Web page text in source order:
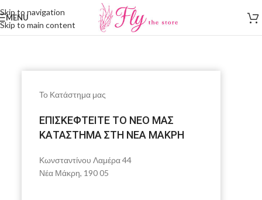
Skip to navigation
Skip to main content
MENU
Το Κατάστημα μας
ΕΠΙΣΚΕΦΤΕΙΤΕ ΤΟ ΝΕΟ ΜΑΣ
ΚΑΤΑΣΤΗΜΑ ΣΤΗ ΝΕΑ ΜΑΚΡΗ
Κωνσταντίνου Λαμέρα 44
Νέα Μάκρη, 190 05